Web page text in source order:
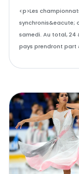
<p>Les
synchronis&eacute;
samedi. Au total, 24
pays prendront part